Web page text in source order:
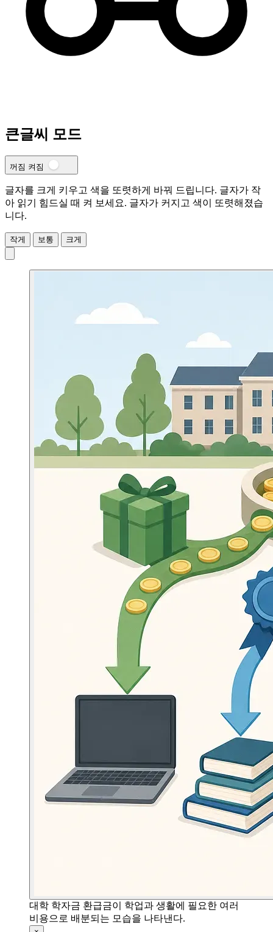
큰글씨 모드
꺼짐 켜짐
글자를 크게 키우고 색을 또렷하게 바꿔 드립니다. 글자가 작
아 읽기 힘드실 때 켜 보세요. 글자가 커지고 색이 또렷해졌습
니다.
작게 보통 크게
대학 학자금 환급금이 학업과 생활에 필요한 여러
비용으로 배분되는 모습을 나타낸다.